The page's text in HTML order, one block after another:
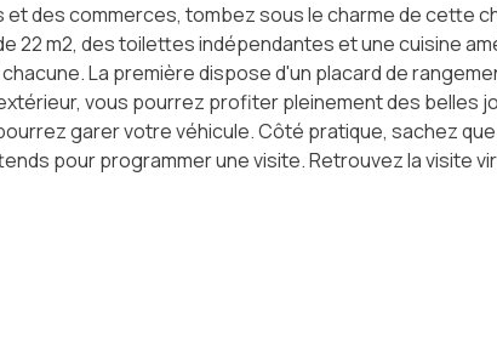
des commerces, tombez sous le charme de cette
m2, des toilettes indépendantes et une cuisine
La première dispose d'un placard de
vous pourrez profiter pleinement des
garer votre véhicule. Côté pratique, sachez
pour programmer une visite. Retrouvez la visite